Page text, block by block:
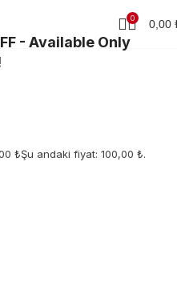
- Available Only
0 0,00
₺Şu andaki fiyat: 100,00 ₺.